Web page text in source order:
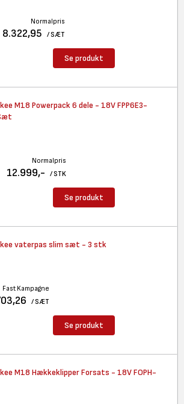
Normalpris
8.322,95 / SÆT
Se produkt
M18 Powerpack 6 dele - 18V FPP6E3-
Normalpris
12.999,- / STK
Se produkt
vaterpas slim sæt - 3 stk
Fast Kampagne
/ SÆT
Se produkt
M18 HækkeklipperForsats - 18V FOPH-